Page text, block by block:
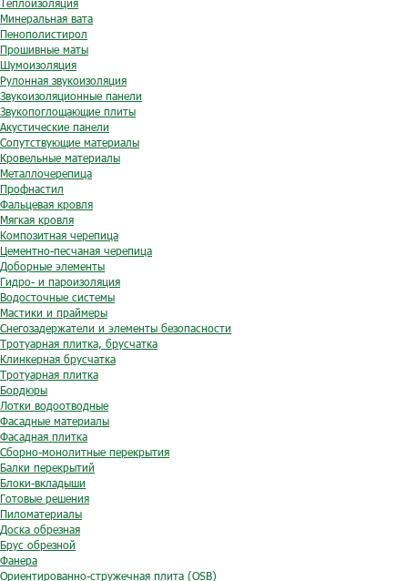
Теплоизоляция
Минеральная вата
Пенополистирол
Прошивные маты
Шумоизоляция
Рулонная звукоизоляция
Звукоизоляционные панели
Звукопоглощающие плиты
Акустические панели
Сопутствующие материалы
Кровельные материалы
Металлочерепица
Профнастил
Фальцевая кровля
Мягкая кровля
Композитная черепица
Цементно-песчаная черепица
Доборные элементы
Гидро- и пароизоляция
Водосточные системы
Мастики и праймеры
Снегозадержатели и элементы безопасности
Тротуарная плитка, брусчатка
Клинкерная брусчатка
Тротуарная плитка
Бордюры
Лотки водоотводные
Фасадные материалы
Фасадная плитка
Сборно-монолитные перекрытия
Балки перекрытий
Блоки-вкладыши
Готовые решения
Пиломатериалы
Доска обрезная
Брус обрезной
Фанера
Ориентированно-стружечная плита (OSB)